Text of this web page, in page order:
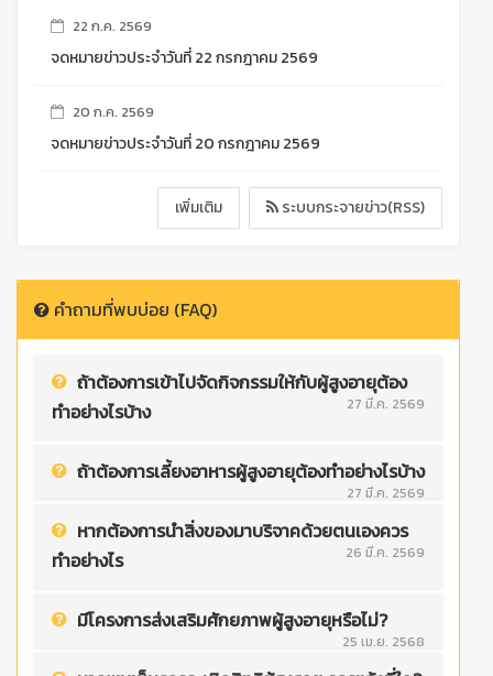
22 ก.ค. 2569
จดหมายข่าวประจำวันที่ 22 กรกฎาคม 2569
20 ก.ค. 2569
จดหมายข่าวประจำวันที่ 20 กรกฎาคม 2569
เพิ่มเติม ระบบกระจายข่าว(RSS)
คำถามที่พบบ่อย (FAQ)
ถ้าต้องการเข้าไปจัดกิจกรรมให้กับผู้สูงอายุต้อง
ทำอย่างไรบ้าง
27 มี.ค. 2569
ถ้าต้องการเลี้ยงอาหารผู้สูงอายุต้องทำอย่างไรบ้าง
27 มี.ค. 2569
หากต้องการนำสิ่งของมาบริจาคด้วยตนเองควร
ทำอย่างไร
26 มี.ค. 2569
มีโครงการส่งเสริมศักยภาพผู้สูงอายุหรือไม่?
25 เม.ย. 2568